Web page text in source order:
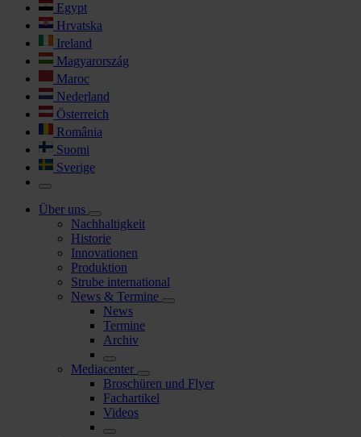
Egypt
Hrvatska
Ireland
Magyarország
Maroc
Nederland
Österreich
România
Suomi
Sverige
Über uns
Nachhaltigkeit
Historie
Innovationen
Produktion
Strube international
News & Termine
News
Termine
Archiv
Mediacenter
Broschüren und Flyer
Fachartikel
Videos